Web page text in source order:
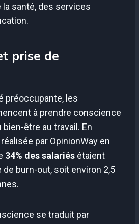
santé, des services
prise de
préoccupante, les
à prendre conscience
bien-être au travail. En
par OpinionWay en
34% des salariés étaient
burn-out, soit environ 2,5
se traduit par